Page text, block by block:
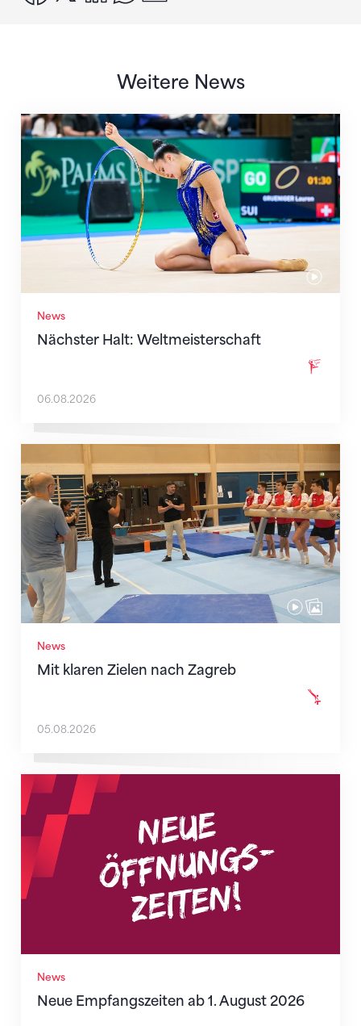
Weitere News
News
Nächster Halt: Weltmeisterschaft
Nächster Halt: Weltmeisterschaft
06.08.2026
News
Mit klaren Zielen nach Zagreb
Mit klaren Zielen nach Zagreb
05.08.2026
News
Neue Empfangszeiten ab 1. August 2026
Neue Empfangszeiten ab 1. August 2026